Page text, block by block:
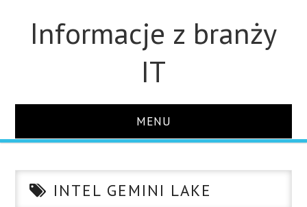
Informacje z branży
IT
MENU
DLA FIRMINTEL GEMINI LAKE